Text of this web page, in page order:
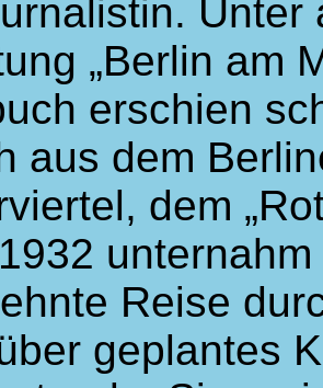
Unter
„Berlin am
erschien
aus dem
dem
Reise
geplantes